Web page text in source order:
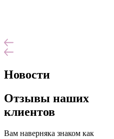
Новости
Отзывы наших
клиентов
Вам наверняка знаком как